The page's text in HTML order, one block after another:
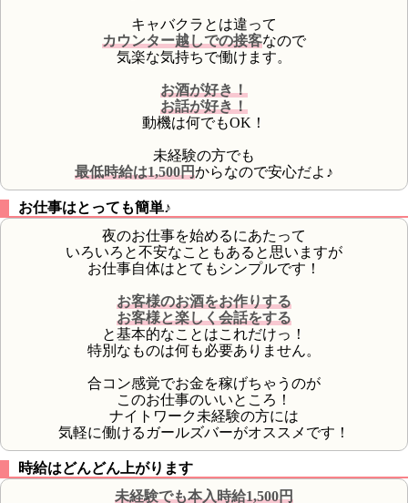
キャバクラとは違って
カウンター越しでの接客なので
気楽な気持ちで働けます。
お酒が好き！
お話が好き！
動機は何でもOK！
未経験の方でも
最低時給は1,500円からなので安心だよ♪
お仕事はとっても簡単♪
夜のお仕事を始めるにあたって
いろいろと不安なこともあると思いますが
お仕事自体はとてもシンプルです！
お客様のお酒をお作りする
お客様と楽しく会話をする
と基本的なことはこれだけっ！
特別なものは何も必要ありません。
合コン感覚でお金を稼げちゃうのが
このお仕事のいいところ！
ナイトワーク未経験の方には
気軽に働けるガールズバーがオススメです！
時給はどんどん上がります
未経験でも本入時給1,500円